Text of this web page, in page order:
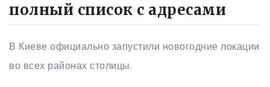
полный список с адресами
В Киеве официально запустили новогодние локации
во всех районах столицы.